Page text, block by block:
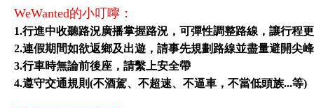
WeWanted的小叮嚀：
1.行進中收聽路況廣播掌握路況，可彈性調整路線，讓行程
2.連假期間如欲返鄉及出遊，請事先規劃路線並盡量避開尖
3.行車時無論前後座，請繫上安全帶
4.遵守交通規則(不酒駕、不超速、不逼車，不當低頭族...等)